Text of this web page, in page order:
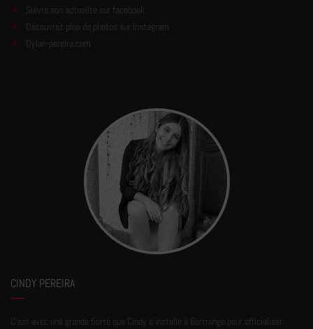
Suivre son actualité sur facebook
Découvrez plus de photos sur Instagram
Dylan-pereira.com
CINDY PEREIRA
C'est avec une grande fierté que Cindy s'installe à Bertrange pour officialiser